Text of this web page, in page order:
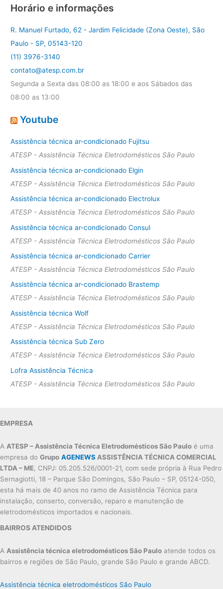
Horário e informações
R. Manuel Furtado, 62 - Jardim Felicidade (Zona Oeste), São
Paulo - SP, 05143-120
(11) 3976-3140
contato@atesp.com.br
Segunda a Sexta das 08:00 as 18:00 e aos Sábados das
08:00 as 13:00
Youtube
Assistência técnica ar-condicionado Fujitsu
ATESP - Assistência Técnica Eletrodomésticos São Paulo
Assistência técnica ar-condicionado Elgin
ATESP - Assistência Técnica Eletrodomésticos São Paulo
Assistência técnica ar-condicionado Electrolux
ATESP - Assistência Técnica Eletrodomésticos São Paulo
Assistência técnica ar-condicionado Consul
ATESP - Assistência Técnica Eletrodomésticos São Paulo
Assistência técnica ar-condicionado Carrier
ATESP - Assistência Técnica Eletrodomésticos São Paulo
Assistência técnica ar-condicionado Brastemp
ATESP - Assistência Técnica Eletrodomésticos São Paulo
Assistência técnica Wolf
ATESP - Assistência Técnica Eletrodomésticos São Paulo
Assistência técnica Sub Zero
ATESP - Assistência Técnica Eletrodomésticos São Paulo
Lofra Assistência Técnica
ATESP - Assistência Técnica Eletrodomésticos São Paulo
EMPRESA
A ATESP – Assistência Técnica Eletrodomésticos São Paulo é uma
empresa do Grupo AGENEWS ASSISTÊNCIA TÉCNICA COMERCIAL
LTDA – ME , CNPJ: 05.205.526/0001-21, com sede própria à Rua Pedro
Sernagiotti, 18 – Parque São Domingos, São Paulo – SP, 05124-050,
esta há mais de 40 anos no ramo de Assistência Técnica para
instalação, conserto, conversão, reparo e manutenção de
eletrodomésticos importados e nacionais.
BAIRROS ATENDIDOS
A Assistência técnica eletrodomésticos São Paulo atende todos os
bairros e regiões de São Paulo, grande São Paulo e grande ABCD.
Assistência técnica eletrodomésticos São Paulo